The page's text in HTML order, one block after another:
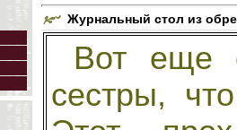
Журнальный стол из
Вот еще
сестры,